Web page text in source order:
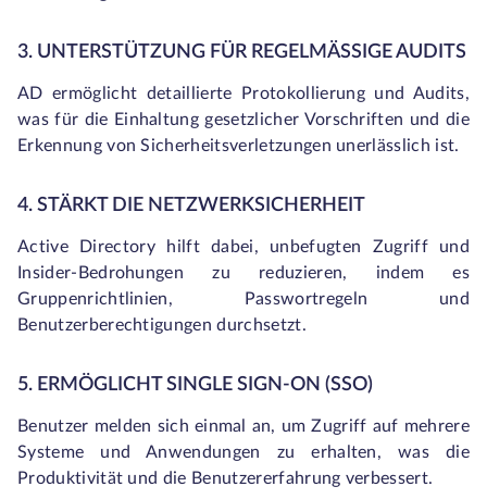
3. UNTERSTÜTZUNG FÜR REGELMÄSSIGE AUDITS
AD ermöglicht detaillierte Protokollierung und Audits,
was für die Einhaltung gesetzlicher Vorschriften und die
Erkennung von Sicherheitsverletzungen unerlässlich ist.
4. STÄRKT DIE NETZWERKSICHERHEIT
Active Directory hilft dabei, unbefugten Zugriff und
Insider-Bedrohungen zu reduzieren, indem es
Gruppenrichtlinien, Passwortregeln und
Benutzerberechtigungen durchsetzt.
5. ERMÖGLICHT SINGLE SIGN-ON (SSO)
Benutzer melden sich einmal an, um Zugriff auf mehrere
Systeme und Anwendungen zu erhalten, was die
Produktivität und die Benutzererfahrung verbessert.